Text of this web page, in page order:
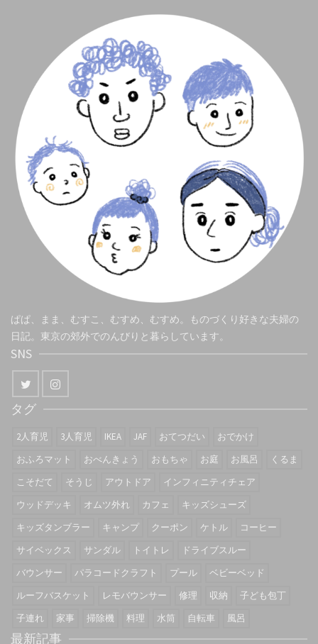
ぱぱ、まま、むすこ、むすめ、むすめ。ものづくり好きな夫婦の
日記。東京の郊外でのんびりと暮らしています。
SNS
タグ
2人育児 3人育児 IKEA JAF おてつだい
おでかけ
おふろマット
おべんきょう おもちゃ お庭 お風呂
くるま
こそだて
そうじ アウトドア
インフィニティチェア
ウッドデッキ
オムツ外れ カフェ
キッズシューズ
キッズタンブラー
キャンプ クーポン ケトル
コーヒー
サイベックス
サンダル トイトレ
ドライブスルー
バウンサー
パラコードクラフト プール
ベビーベッド
ルーフバスケット
レモバウンサー 修理 収納
子ども包丁
子連れ
家事 掃除機 料理 水筒 自転車 風呂
最新記事